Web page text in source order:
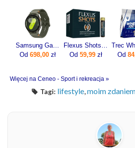
Od 698,00 zł
Od 59,99zł
Od
Więcej na Ceneo - Sport i rekreacja »
Tagi: lifestyle moim